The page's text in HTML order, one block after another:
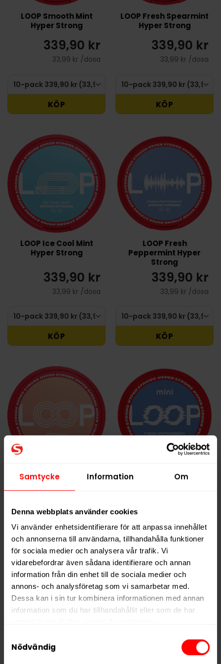
Samtycke Information Om
Denna webbplats använder cookies
Vi använder enhetsidentifierare för att anpassa innehållet
och annonserna till användarna, tillhandahålla funktioner
för sociala medier och analysera vår trafik. Vi
vidarebefordrar även sådana identifierare och annan
information från din enhet till de sociala medier och
annons- och analysföretag som vi samarbetar med.
Dessa kan i sin tur kombinera informationen med annan
information som du har tillhandahållit eller som de har
We work with
who may receive and
Nödvändig
LOOP Smooth Mint
Hyper Strong
339,90 kr
33,99 kr /dosa
KÖP
LOOP Fresh Spearmint
Hyper Strong
339,90 kr
33,99 kr /dosa
KÖP
LOOP Ice Cool Mint
Hyper Strong
339,90 kr
33,99 kr /dosa
KÖP
LOOP Fresh
Peppermint Hyper
Strong
339,90 kr
33,99 kr /dosa
KÖP
LOOP Hot Peach Hyper
Strong
339,90 kr
33,99 kr /dosa
KÖP
LOOP Fresh
28,99 kr /dosa
KÖP